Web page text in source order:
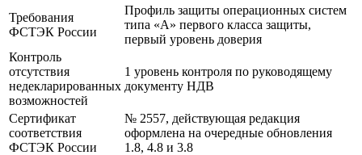
Требования
ФСТЭК России
Профиль защиты операционных систем
типа «А» первого класса защиты,
первый уровень доверия
Контроль
отсутствия
недекларированных
возможностей
1 уровень контроля по руководящему
документу НДВ
Сертификат
соответствия
ФСТЭК России
№ 2557, действующая редакция
оформлена на очередные обновления
1.8, 4.8 и 3.8